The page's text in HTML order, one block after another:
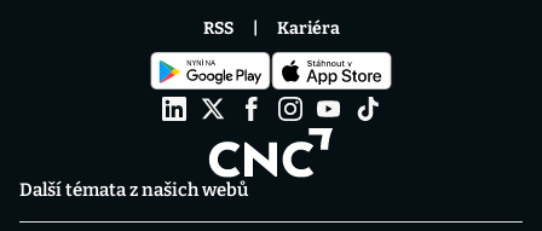
Další témata z našich webů
RSS Kariéra